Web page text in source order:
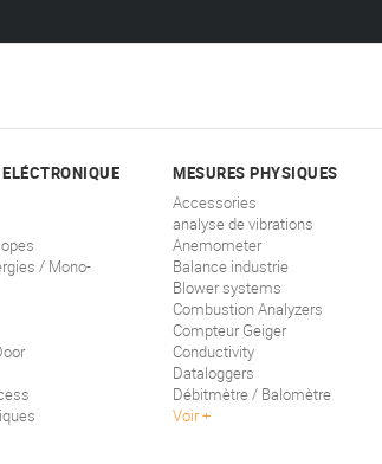
/ Mono-
MESURES PHYSIQUES
Accessories
analyse de vibrations
Anemometer
Balance industrie
Blower systems
Combustion Analyzers
Compteur Geiger
Conductivity
Dataloggers
Débitmètre / Balomètre
Voir